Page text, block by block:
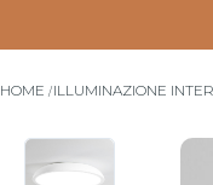
HOME ILLUMINAZIONE